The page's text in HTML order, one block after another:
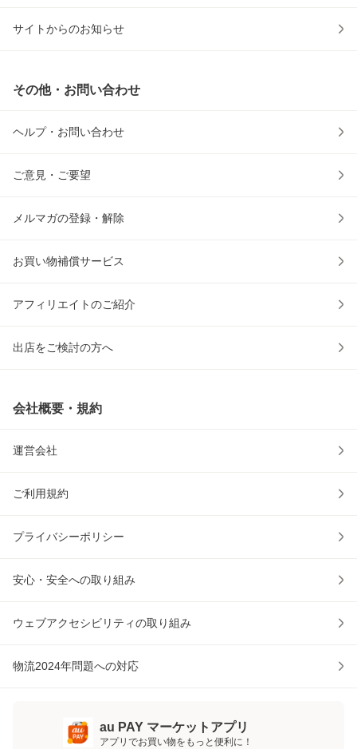
サイトからのお知らせ
その他・お問い合わせ
ヘルプ・お問い合わせ
ご意見・ご要望
メルマガの登録・解除
お買い物補償サービス
アフィリエイトのご紹介
出店をご検討の方へ
会社概要・規約
運営会社
ご利用規約
プライバシーポリシー
安心・安全への取り組み
ウェブアクセシビリティの取り組み
物流2024年問題への対応
au PAY マーケットアプリ
アプリでお買い物をもっと便利に！